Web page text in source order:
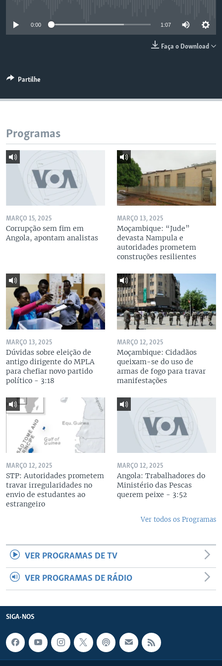
0:00 1:07
Faça o Download
Partilhe
Programas
MARÇO 15, 2025
Corrupção sem fim em
Angola, apontam analistas
MARÇO 13, 2025
Moçambique: “Jude”
devasta Nampula e
autoridades prometem
construções resilientes
MARÇO 13, 2025
Dúvidas sobre eleição de
antigo dirigente do MPLA
para chefiar novo partido
político - 3:18
MARÇO 12, 2025
Moçambique: Cidadãos
queixam-se do uso de
armas de fogo para travar
manifestações
MARÇO 12, 2025
STP: Autoridades prometem
travar irregularidades no
envio de estudantes ao
estrangeiro
MARÇO 12, 2025
Angola: Trabalhadores do
Ministério das Pescas
querem peixe - 3:52
Ver todos os Programas
VER PROGRAMAS DE TV
VER PROGRAMAS DE RÁDIO
SIGA-NOS